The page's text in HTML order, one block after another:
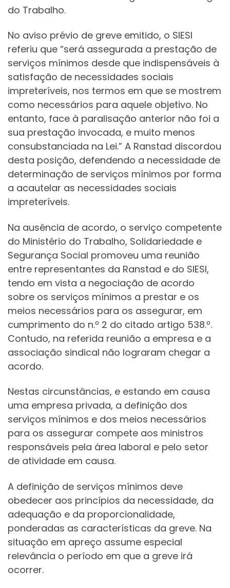
do Trabalho.
No aviso prévio de greve emitido, o SIESI
referiu que “será assegurada a prestação de
serviços mínimos desde que indispensáveis à
satisfação de necessidades sociais
impreteríveis, nos termos em que se mostrem
como necessários para aquele objetivo. No
entanto, face à paralisação anterior não foi a
sua prestação invocada, e muito menos
consubstanciada na Lei.” A Ranstad discordou
desta posição, defendendo a necessidade de
determinação de serviços mínimos por forma
a acautelar as necessidades sociais
impreteríveis.
Na ausência de acordo, o serviço competente
do Ministério do Trabalho, Solidariedade e
Segurança Social promoveu uma reunião
entre representantes da Ranstad e do SIESI,
tendo em vista a negociação de acordo
sobre os serviços mínimos a prestar e os
meios necessários para os assegurar, em
cumprimento do n.º 2 do citado artigo 538.º.
Contudo, na referida reunião a empresa e a
associação sindical não lograram chegar a
acordo.
Nestas circunstâncias, e estando em causa
uma empresa privada, a definição dos
serviços mínimos e dos meios necessários
para os assegurar compete aos ministros
responsáveis pela área laboral e pelo setor
de atividade em causa.
A definição de serviços mínimos deve
obedecer aos princípios da necessidade, da
adequação e da proporcionalidade,
ponderadas as características da greve. Na
situação em apreço assume especial
relevância o período em que a greve irá
ocorrer.